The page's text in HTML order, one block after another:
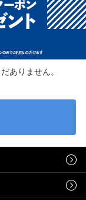
ありません。